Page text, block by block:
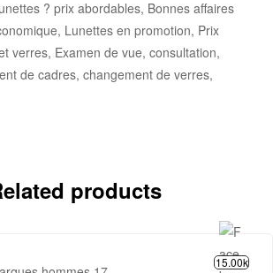
? prix abordables, Bonnes affaires
Lunettes en promotion, Prix
verres, Examen de vue, consultation,
de cadres, changement de verres,
products
15.00k